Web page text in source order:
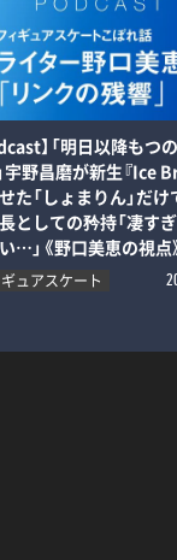
】「明日以降もつ
宇野昌磨が新生『Ice
た「しょまりん」だ
としての矜持「凄す
…」《野口美恵の視点
ュアスケート